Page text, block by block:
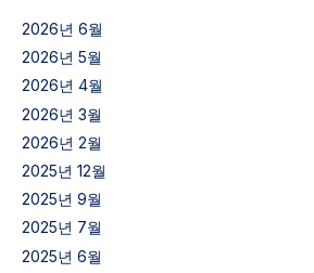
2026년 6월
2026년 5월
2026년 4월
2026년 3월
2026년 2월
2025년 12월
2025년 9월
2025년 7월
2025년 6월